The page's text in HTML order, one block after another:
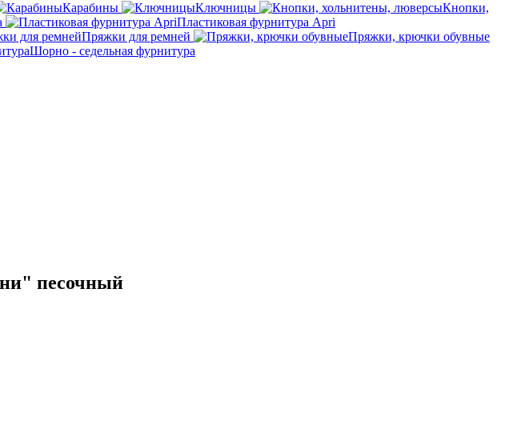
Карабины Ключницы
Кнопки,
Пластиковая фурнитура Apri
Пряжки для ремней
Пряжки, крючки обувные
Шорно - седельная фурнитура
песочный